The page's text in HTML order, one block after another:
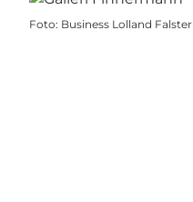
Foto: Business Lolland Falster